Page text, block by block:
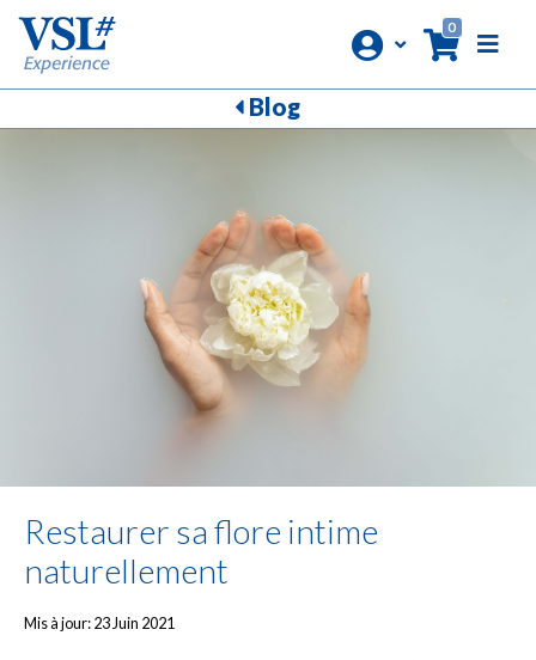
0
Blog
Restaurer sa flore intime
naturellement
Mis à jour: 23 Juin 2021